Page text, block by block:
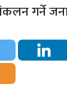
गर्ने